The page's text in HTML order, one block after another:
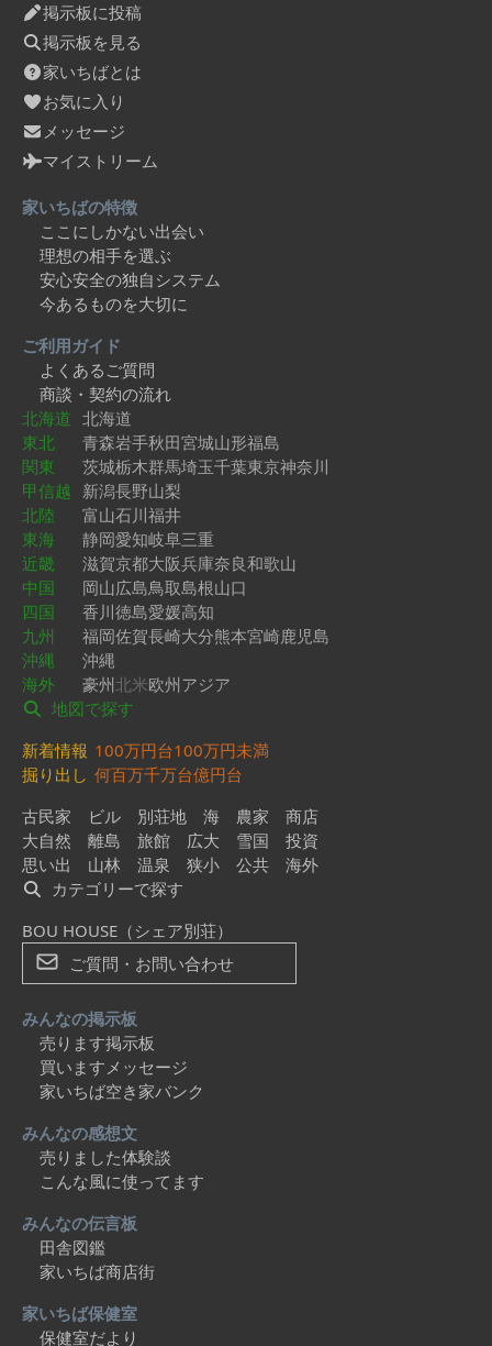
掲示板に投稿
掲示板を見る
家いちばとは
お気に入り
メッセージ
マイストリーム
家いちばの特徴
ここにしかない出会い
理想の相手を選ぶ
安心安全の独自システム
今あるものを大切に
ご利用ガイド
よくあるご質問
商談・契約の流れ
北海道 北海道
東北
青森岩手秋田宮城山形福島
関東
茨城栃木群馬埼玉千葉東京神奈川
甲信越 新潟長野山梨
北陸
富山石川福井
東海
静岡愛知岐阜三重
近畿
滋賀京都大阪兵庫奈良和歌山
中国
岡山広島鳥取島根山口
四国
香川徳島愛媛高知
九州
福岡佐賀長崎大分熊本宮崎鹿児島
沖縄
沖縄
海外
豪州北米欧州アジア
地図で探す
新着情報 100万円台100万円未満
掘り出し 何百万千万台億円台
古民家
ビル 別荘地 海 農家
商店
大自然
離島 旅館 広大 雪国
投資
思い出
山林 温泉 狭小 公共
海外
カテゴリーで探す
BOU HOUSE（シェア別荘）
ご質問・お問い合わせ
みんなの掲示板
売ります掲示板
買いますメッセージ
家いちば空き家バンク
みんなの感想文
売りました体験談
こんな風に使ってます
みんなの伝言板
田舎図鑑
家いちば商店街
家いちば保健室
保健室だより